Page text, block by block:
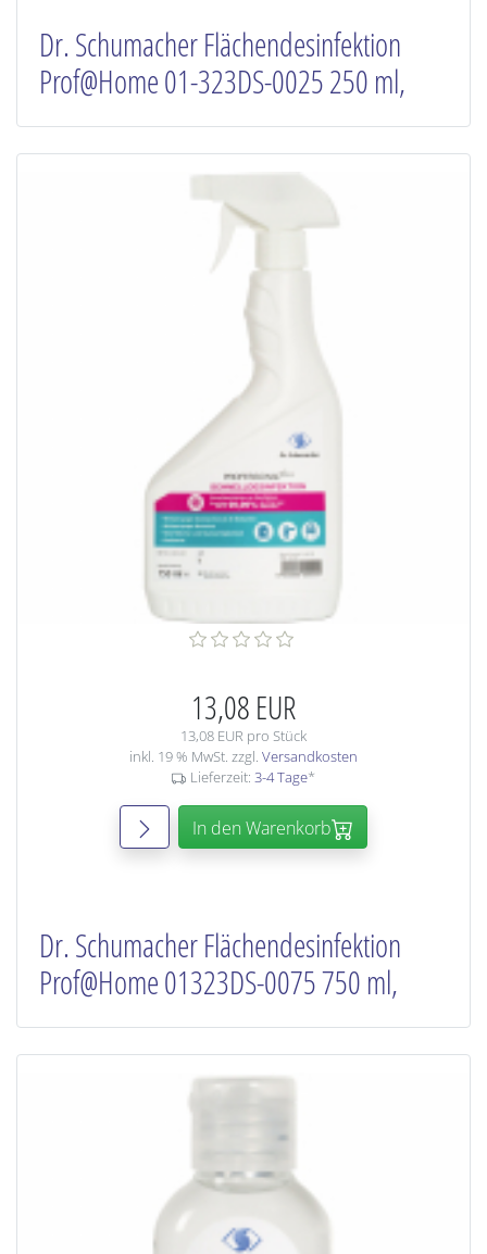
Dr. Schumacher Flächendesinfektion
Prof@Home 01-323DS-0025 250 ml,
13,08 EUR
13,08 EUR pro Stück
inkl. 19 % MwSt. zzgl. Versandkosten
Lieferzeit: 3-4 Tage*
In den Warenkorb
Dr. Schumacher Flächendesinfektion
Prof@Home 01323DS-0075 750 ml,